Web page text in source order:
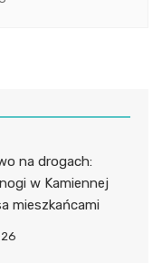
na drogach:
w Kamiennej
mieszkańcami